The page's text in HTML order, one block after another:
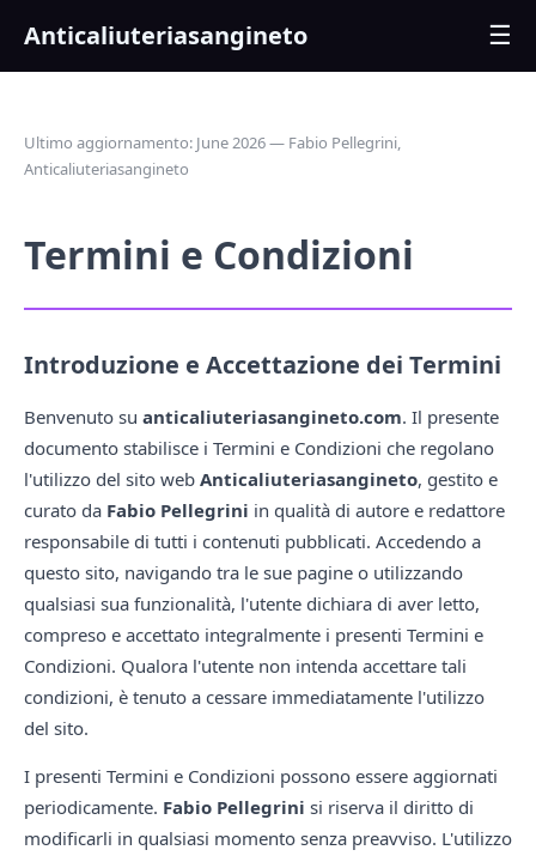
Anticaliuteriasangineto ☰
Ultimo aggiornamento: June 2026 — Fabio Pellegrini,
Anticaliuteriasangineto
Termini e Condizioni
Introduzione e Accettazione dei Termini
Benvenuto su anticaliuteriasangineto.com. Il presente
documento stabilisce i Termini e Condizioni che regolano
l'utilizzo del sito web Anticaliuteriasangineto, gestito e
curato da Fabio Pellegrini in qualità di autore e redattore
responsabile di tutti i contenuti pubblicati. Accedendo a
questo sito, navigando tra le sue pagine o utilizzando
qualsiasi sua funzionalità, l'utente dichiara di aver letto,
compreso e accettato integralmente i presenti Termini e
Condizioni. Qualora l'utente non intenda accettare tali
condizioni, è tenuto a cessare immediatamente l'utilizzo
del sito.
I presenti Termini e Condizioni possono essere aggiornati
periodicamente. Fabio Pellegrini si riserva il diritto di
modificarli in qualsiasi momento senza preavviso. L'utilizzo